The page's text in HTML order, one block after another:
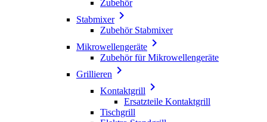
Zubehör
Stabmixer
Zubehör Stabmixer
Mikrowellengeräte 
Zubehör für Mikrowellengeräte
Grillieren 
Kontaktgrill 
Ersatzteile Kontaktgrill
Tischgrill